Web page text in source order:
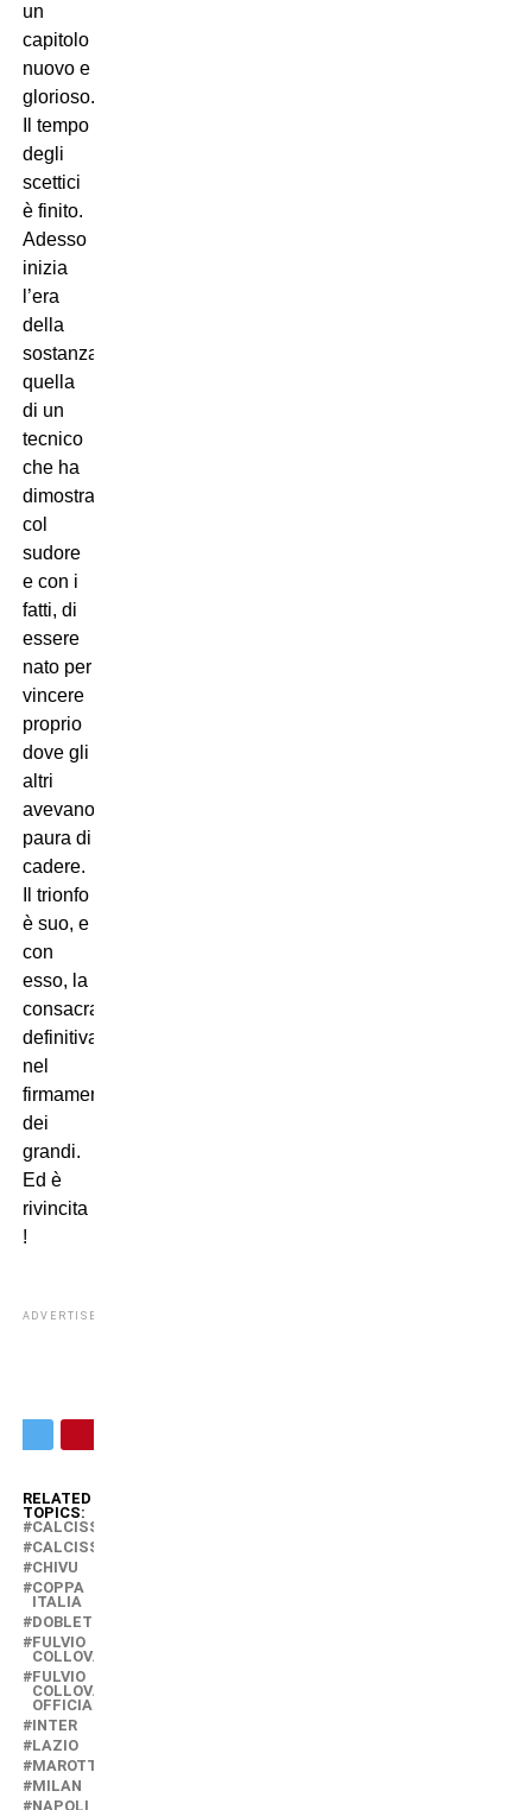
un
capitolo
nuovo e
glorioso.
Il tempo
degli
scettici
è finito.
Adesso
inizia
l’era
della
sostanza,
quella
di un
tecnico
che ha
dimostrato,
col
sudore
e con i
fatti, di
essere
nato per
vincere
proprio
dove gli
altri
avevano
paura di
cadere.
Il trionfo
è suo, e
con
esso, la
consacrazione
definitiva
nel
firmamento
dei
grandi.
Ed è
rivincita
!
ADVERTISEMENT
RELATED
TOPICS:
CALCISSIMO
CALCISSIMO.COM
CHIVU
COPPA
ITALIA
DOBLETE
FULVIO
COLLOVATI
FULVIO
COLLOVATI
OFFICIAL
INTER
LAZIO
MAROTTA
MILAN
NAPOLI